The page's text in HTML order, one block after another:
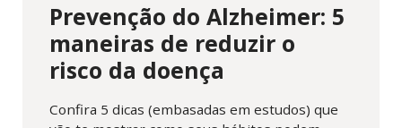
Prevenção do Alzheimer: 5
maneiras de reduzir o
risco da doença
Confira 5 dicas (embasadas em estudos) que